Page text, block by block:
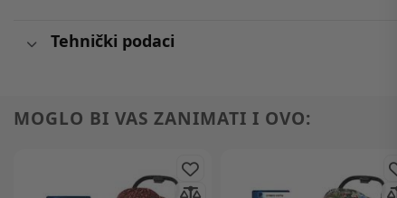
Tehnički podaci
MOGLO BI VAS ZANIMATI I OVO: